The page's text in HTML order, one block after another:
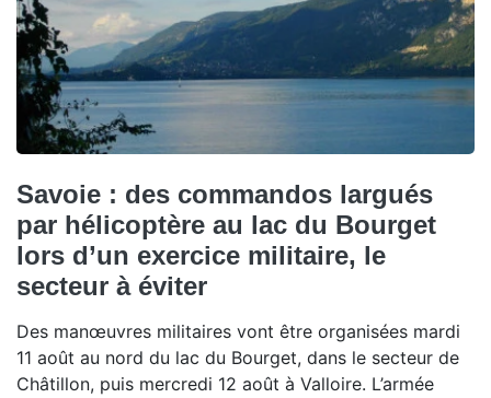
Savoie : des commandos largués
par hélicoptère au lac du Bourget
lors d’un exercice militaire, le
secteur à éviter
Des manœuvres militaires vont être organisées mardi
11 août au nord du lac du Bourget, dans le secteur de
Châtillon, puis mercredi 12 août à Valloire. L’armée